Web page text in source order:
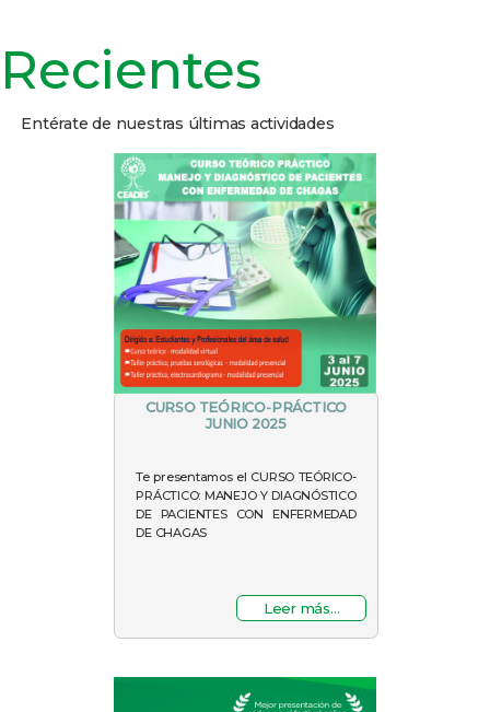
Recientes
Entérate de nuestras últimas actividades
CURSO TEÓRICO-PRÁCTICO
JUNIO 2025
Te presentamos el CURSO TEÓRICO-
PRÁCTICO: MANEJO Y DIAGNÓSTICO
DE PACIENTES CON ENFERMEDAD
DE CHAGAS
Leer más...